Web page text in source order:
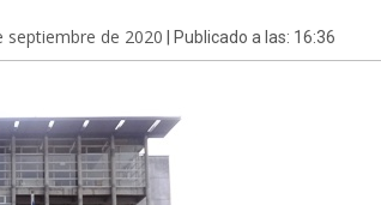
septiembre de 2020 | Publicado a las: 16:36